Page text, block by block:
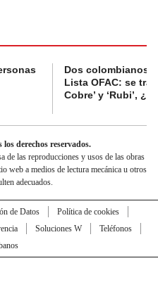
Dos colombianos
Lista OFAC: se
Cobre’ y ‘Rubi’,
derechos reservados.
las reproducciones y usos de las obras
web a medios de lectura mecánica u otros
adecuados.
de Datos
Política de cookies
Soluciones W
Teléfonos